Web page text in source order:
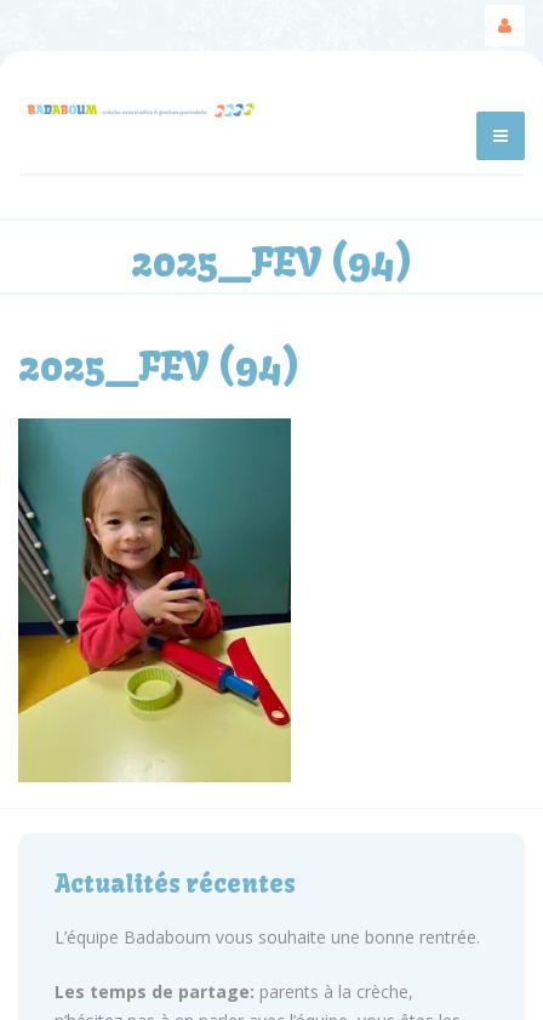
2025_FEV (94)
2025_FEV (94)
Actualités récentes
L’équipe Badaboum vous souhaite une bonne rentrée.
Les temps de partage: parents à la crèche,